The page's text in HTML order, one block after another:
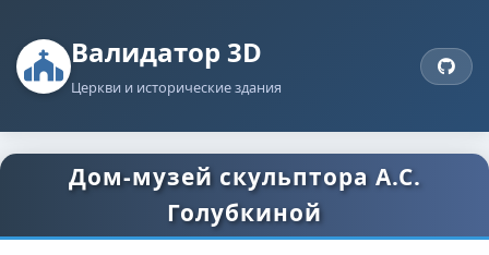
Валидатор 3D
Церкви и исторические здания
Дом-музей скульптора А.С.
Голубкиной